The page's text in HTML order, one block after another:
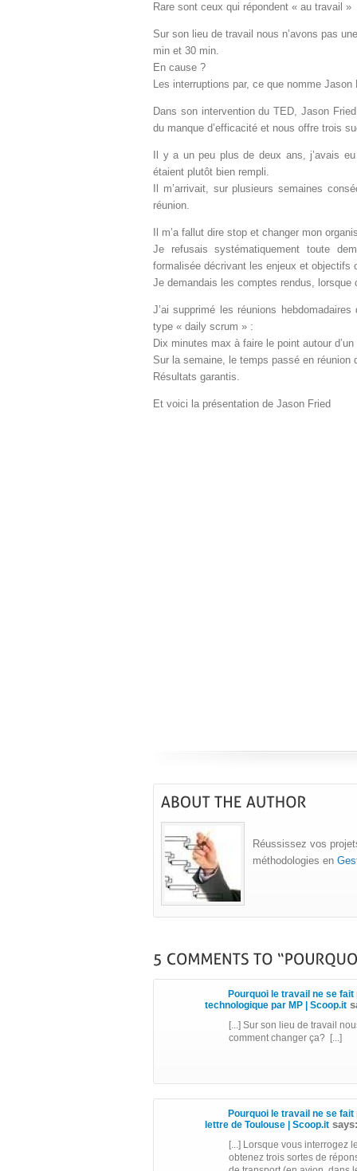
Rare sont ceux qui répondent « au travail »
Sur son lieu de travail nous n’avons pas
min et 30 min.
En cause ?
Les interruptions par, ce que nomme
Dans son intervention du TED, Jason
du manque d’efficacité et nous offre trois
Il y a un peu plus de deux ans, j’avais
étaient plutôt bien rempli.
Il m’arrivait, sur plusieurs semaines
réunion.
Il m’a fallut dire stop et changer mon
Je refusais systématiquement toute
formalisée décrivant les enjeux et objectifs
Je demandais les comptes rendus, lorsque
J’ai supprimé les réunions
type « daily scrum » :
Dix minutes max à faire le point autour
Sur la semaine, le temps passé en
Résultats garantis.
Et voici la présentation de Jason Fried
Réussissez vos
méthodologies en
Pourquoi le travail ne se
technologique par MP | Scoop.it
[...] Sur son lieu de travail
comment changer ça? [...]
Pourquoi le travail ne se
lettre de Toulouse | Scoop.it says:
[...] Lorsque vous interrogez
obtenez trois sortes de